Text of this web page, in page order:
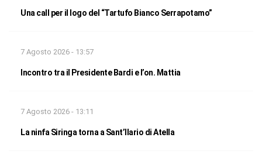
Una call per il logo del “Tartufo Bianco Serrapotamo”
7 Agosto 2026 - 13:57
Incontro tra il Presidente Bardi e l’on. Mattia
7 Agosto 2026 - 13:11
La ninfa Siringa torna a Sant’Ilario di Atella